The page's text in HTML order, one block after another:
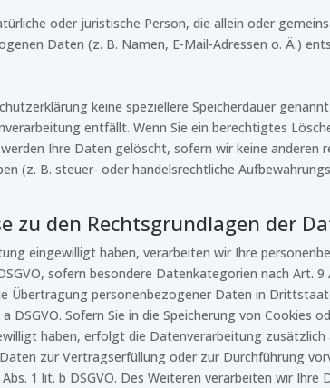
oder juristische Person, die allein oder
Daten (z. B. Namen, E-Mail-Adressen o. Ä.)
keine speziellere Speicherdauer
entfällt. Wenn Sie ein berechtigtes
Ihre Daten gelöscht, sofern wir keine anderen
(z. B. steuer- oder handelsrechtliche
zu den Rechtsgrundlagen der
eingewilligt haben, verarbeiten wir Ihre
sofern besondere Datenkategorien nach Art.
Übertragung personenbezogener Daten in
DSGVO. Sofern Sie in die Speicherung von
haben, erfolgt die Datenverarbeitung zusätzlich
zur Vertragserfüllung oder zur Durchführung
1 lit. b DSGVO. Des Weiteren verarbeiten wir